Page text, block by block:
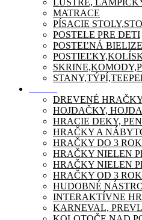
LUSTRE,
MATRACE
PÍSACIE
POSTELE PRE DETI
POSTEĽNÁ
DREVENÉ
HOJDAČKY,
HRACIE DEKY,
HRAČKY A
HRAČKY DO 3
HRAČKY NIELEN
HRAČKY NIELEN
HRAČKY OD 3
HUDOBNÉ
INTERAKTÍVNE
KARNEVAL,